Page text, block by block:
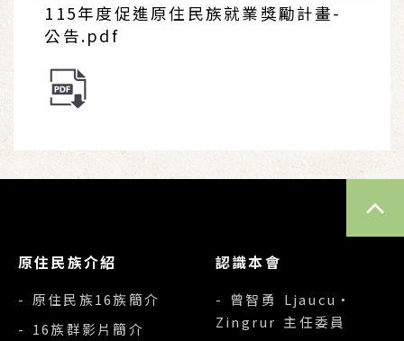
115年度促進原住民族就業獎勵計畫-
公告.pdf
原住民族介紹
- 原住民族16族簡介
- 16族群影片簡介
認識本會
- 曾智勇 Ljaucu‧
Zingrur 主任委員